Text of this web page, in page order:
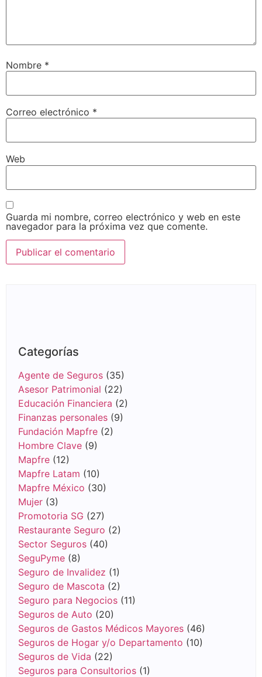
Nombre *
Correo electrónico *
Web
Guarda mi nombre, correo electrónico y web en este
navegador para la próxima vez que comente.
Categorías
Agente de Seguros (35)
Asesor Patrimonial (22)
Educación Financiera (2)
Finanzas personales (9)
Fundación Mapfre (2)
Hombre Clave (9)
Mapfre (12)
Mapfre Latam (10)
Mapfre México (30)
Mujer (3)
Promotoria SG (27)
Restaurante Seguro (2)
Sector Seguros (40)
SeguPyme (8)
Seguro de Invalidez (1)
Seguro de Mascota (2)
Seguro para Negocios (11)
Seguros de Auto (20)
Seguros de Gastos Médicos Mayores (46)
Seguros de Hogar y/o Departamento (10)
Seguros de Vida (22)
Seguros para Consultorios (1)